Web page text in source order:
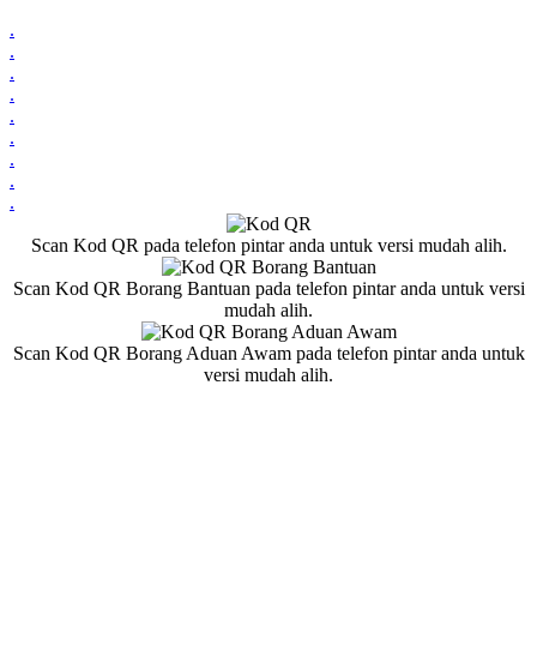
.
.
.
.
.
.
.
.
.
Scan Kod QR pada telefon pintar anda untuk versi mudah alih.
Scan Kod QR Borang Bantuan pada telefon pintar anda untuk versi
mudah alih.
Scan Kod QR Borang Aduan Awam pada telefon pintar anda untuk
versi mudah alih.